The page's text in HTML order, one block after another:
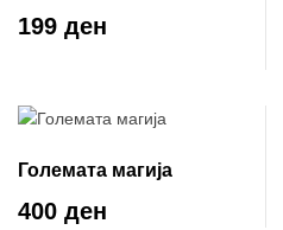
199 ден
Големата магија
400 ден